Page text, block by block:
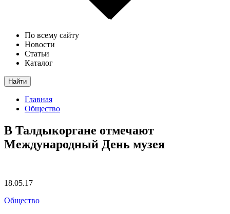
По всему сайту
Новости
Статьи
Каталог
Найти
Главная
Общество
В Талдыкоргане отмечают
Международный День музея
18.05.17
Общество